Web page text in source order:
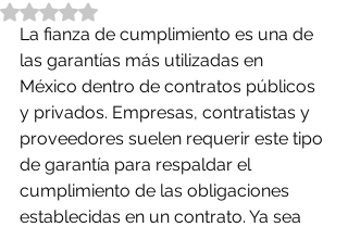
Obtuvo NaN de 5 estrellas.
La fianza de cumplimiento es una de
las garantías más utilizadas en
México dentro de contratos públicos
y privados. Empresas, contratistas y
proveedores suelen requerir este tipo
de garantía para respaldar el
cumplimiento de las obligaciones
establecidas en un contrato. Ya sea